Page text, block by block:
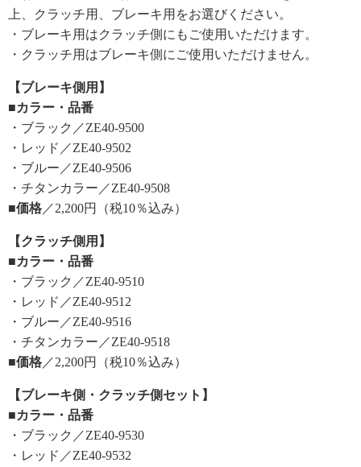
上、クラッチ用、ブレーキ用をお選びください。
・ブレーキ用はクラッチ側にもご使用いただけます。
・クラッチ用はブレーキ側にご使用いただけません。
【ブレーキ側用】
■カラー・品番
・ブラック／ZE40-9500
・レッド／ZE40-9502
・ブルー／ZE40-9506
・チタンカラー／ZE40-9508
■価格 ／2,200円（税10％込み）
【クラッチ側用】
■カラー・品番
・ブラック／ZE40-9510
・レッド／ZE40-9512
・ブルー／ZE40-9516
・チタンカラー／ZE40-9518
■価格 ／2,200円（税10％込み）
【ブレーキ側・クラッチ側セット】
■カラー・品番
・ブラック／ZE40-9530
・レッド／ZE40-9532